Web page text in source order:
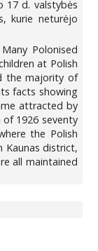
17 d. valstybės
kurie neturėjo
Polonised
at Polish
the majority of
facts showing
attracted by
1926 seventy
the Polish
Kaunas district,
all maintained